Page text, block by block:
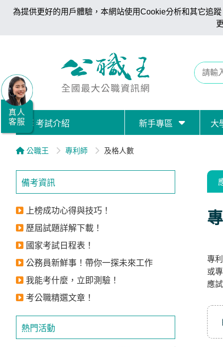
為提供更好的用戶體驗，本網站使用Cookie分析和其它追
考試介紹 新手專區 大
公職王 專利師 及格人數
備考資訊
上榜成功心得與技巧！
歷屆試題詳解下載！
國家考試日程表！
公務員新鮮事！帶你一探未來工作
我能考什麼，立即測驗！
考公職精選文章！
熱門活動
專
或
應
真人
客服
職/
就
業/
證
據
點
立
即
加
入
LINE
帳